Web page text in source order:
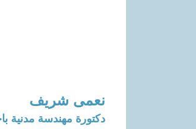
نعمى شريف
دكتورة مهندسة مدنية